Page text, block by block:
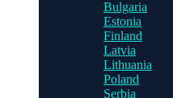
Bulgaria
Estonia
Finland
Latvia
Lithuania
Poland
Serbia